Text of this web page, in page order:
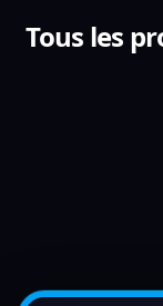
Tous les